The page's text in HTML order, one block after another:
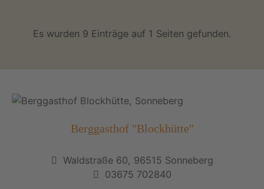
Es wurden 9 Einträge auf 1 Seiten gefunden.
Berggasthof "Blockhütte"
Waldstraße 60, 96515 Sonneberg
03675 702840